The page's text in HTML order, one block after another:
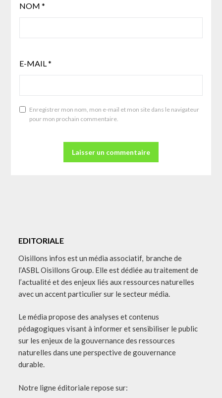
NOM *
E-MAIL *
Enregistrer mon nom, mon e-mail et mon site dans le navigateur
pour mon prochain commentaire.
EDITORIALE
Oisillons infos est un média associatif, branche de
l’ASBL Oisillons Group. Elle est dédiée au traitement de
l’actualité et des enjeux liés aux ressources naturelles
avec un accent particulier sur le secteur média.
Le média propose des analyses et contenus
pédagogiques visant à informer et sensibiliser le public
sur les enjeux de la gouvernance des ressources
naturelles dans une perspective de gouvernance
durable.
Notre ligne éditoriale repose sur: